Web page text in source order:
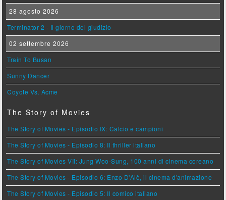
28 agosto 2026
Terminator 2 - Il giorno del giudizio
02 settembre 2026
Train To Busan
Sunny Dancer
Coyote Vs. Acme
The Story of Movies
The Story of Movies - Episodio IX: Calcio e campioni
The Story of Movies - Episodio 8: Il thriller italiano
The Story of Movies VII: Jung Woo-Sung, 100 anni di cinema coreano
The Story of Movies - Episodio 6: Enzo D'Alò, il cinema d'animazione
The Story of Movies - Episodio 5: Il comico italiano